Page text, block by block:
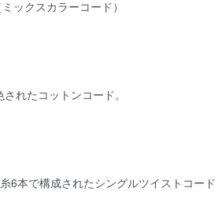
ックスカラーコード）
れたコットンコード。
6本で構成されたシングルツイストコード